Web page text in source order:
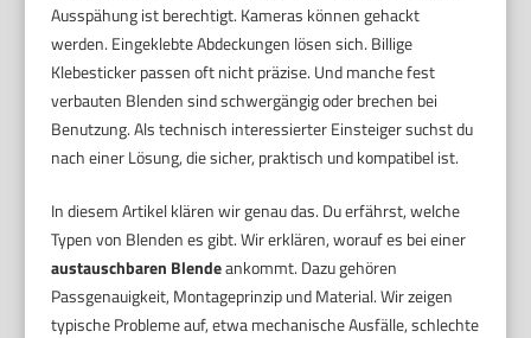
Ausspähung ist berechtigt. Kameras können gehackt
werden. Eingeklebte Abdeckungen lösen sich. Billige
Klebesticker passen oft nicht präzise. Und manche fest
verbauten Blenden sind schwergängig oder brechen bei
Benutzung. Als technisch interessierter Einsteiger suchst du
nach einer Lösung, die sicher, praktisch und kompatibel ist.
In diesem Artikel klären wir genau das. Du erfährst, welche
Typen von Blenden es gibt. Wir erklären, worauf es bei einer
austauschbaren Blendeankommt. Dazu gehören
Passgenauigkeit, Montageprinzip und Material. Wir zeigen
typische Probleme auf, etwa mechanische Ausfälle, schlechte